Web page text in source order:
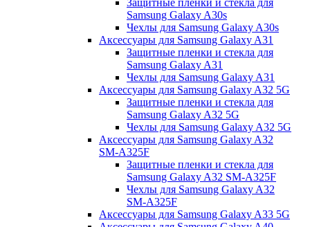
Samsung Galaxy A30s
Чехлы для Samsung Galaxy A30s
Аксессуары для Samsung Galaxy A31
Защитные пленки и стекла для
Samsung Galaxy A31
Чехлы для Samsung Galaxy A31
Аксессуары для Samsung Galaxy A32 5G
Защитные пленки и стекла для
Samsung Galaxy A32 5G
Чехлы для Samsung Galaxy A32 5G
Аксессуары для Samsung Galaxy A32
SM-A325F
Защитные пленки и стекла для
Samsung Galaxy A32 SM-A325F
Чехлы для Samsung Galaxy A32
SM-A325F
Аксессуары для Samsung Galaxy A33 5G